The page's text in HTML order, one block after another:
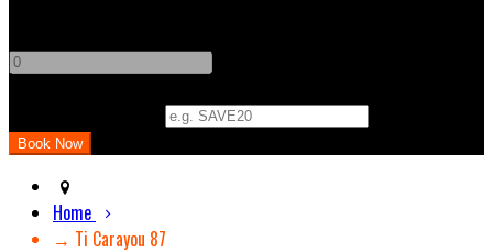
Home
→ Ti Carayou 87